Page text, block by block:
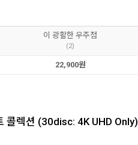
이 광활한 우주점
(2)
22,900원
콜렉션 (30disc: 4K UHD Only)